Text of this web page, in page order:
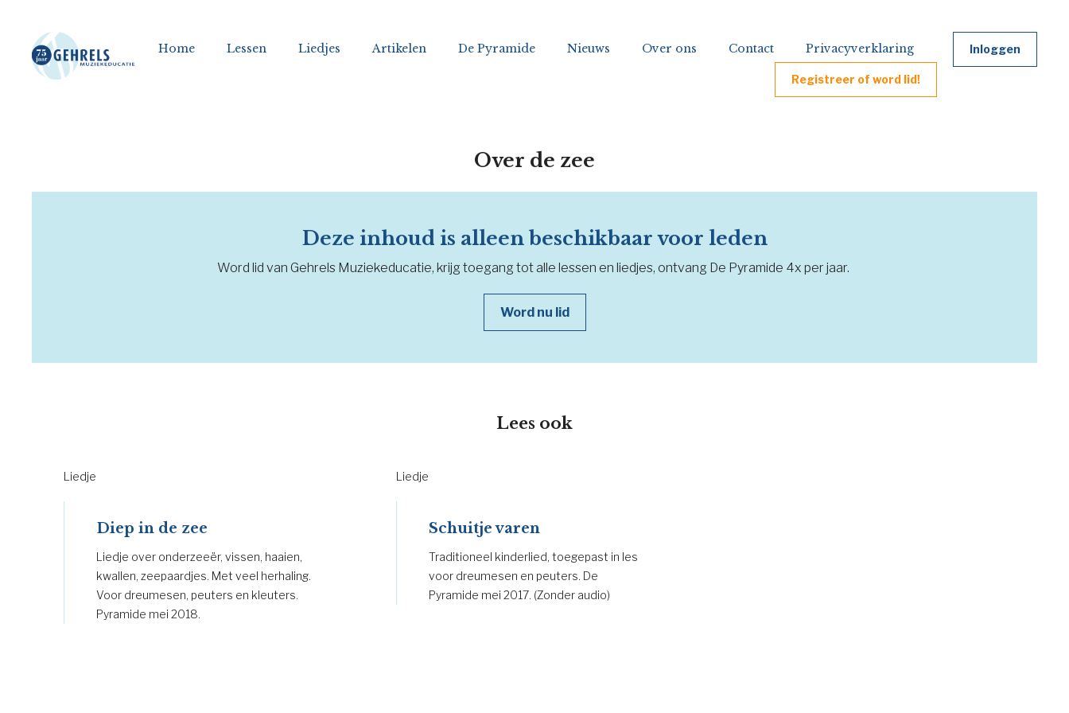
Home Lessen Liedjes Artikelen De Pyramide Nieuws Over ons Contact Inloggen
Registreer of word lid!
Privacyverklaring
Over de zee
Deze inhoud is alleen beschikbaar voor leden
Word lid van Gehrels Muziekeducatie, krijg toegang tot alle lessen en liedjes, ontvang De Pyramide 4x per jaar.
Word nu lid
Lees ook
Liedje
Diep in de zee
Liedje over onderzeeër, vissen, haaien,
kwallen, zeepaardjes. Met veel herhaling.
Voor dreumesen, peuters en kleuters.
Pyramide mei 2018.
Liedje
Schuitje varen
Traditioneel kinderlied, toegepast in les
voor dreumesen en peuters. De
Pyramide mei 2017. (Zonder audio)